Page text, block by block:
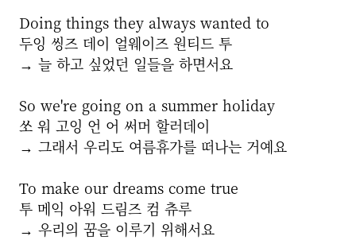
Doing things they always wanted to
두잉 씽즈 데이 얼웨이즈 원티드 투
→ 늘 하고 싶었던 일들을 하면서요
So we're going on a summer holiday
쏘 워 고잉 언 어 써머 할러데이
→ 그래서 우리도 여름휴가를 떠나는 거예요
To make our dreams come true
투 메익 아워 드림즈 컴 츄루
→ 우리의 꿈을 이루기 위해서요